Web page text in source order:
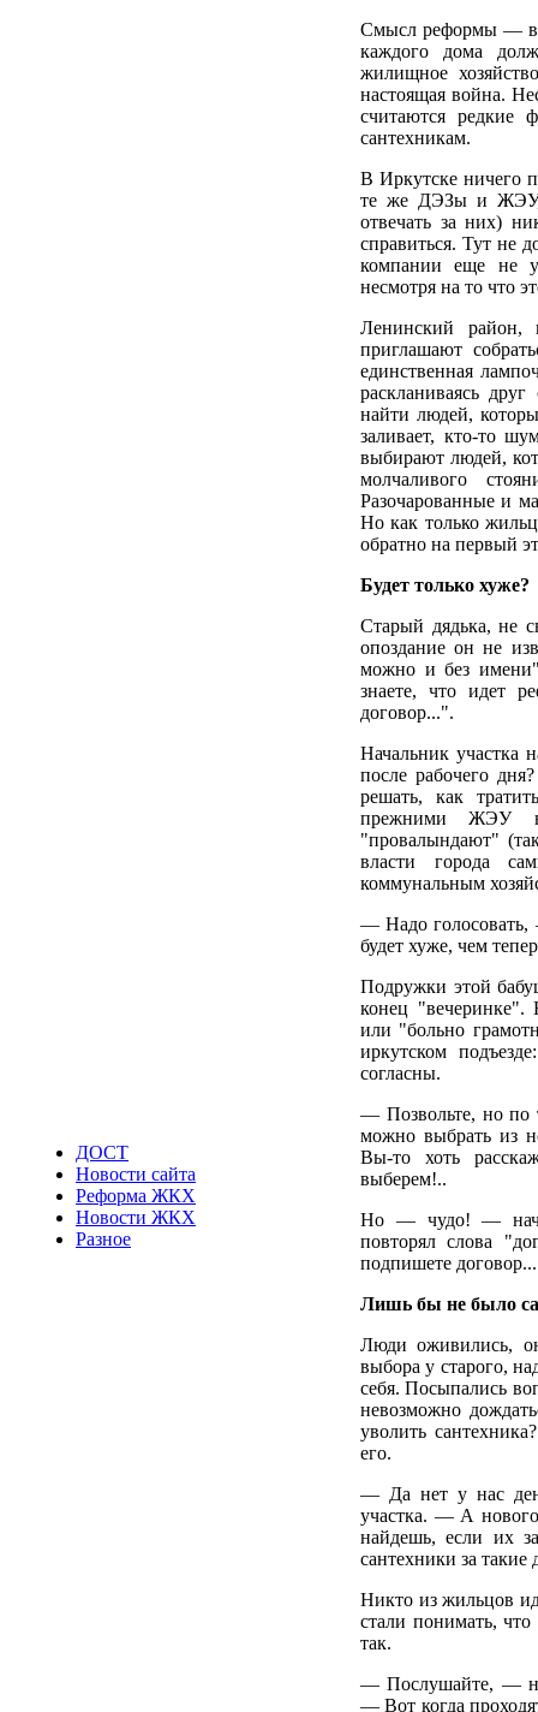
ДОСТ
Новости сайта
Реформа ЖКХ
Новости ЖКХ
Разное
Смысл реформы — в
каждого дома
жилищное
настоящая война.
считаются редкие
сантехникам.
В Иркутске ничего
те же ДЭЗы и ЖЭУ,
отвечать за них)
справиться. Тут не
компании еще не
несмотря на то что
Ленинский район,
приглашают
единственная
раскланиваясь
найти людей,
заливает, кто-то
выбирают людей,
молчаливого
Разочарованные и
Но как только
обратно на первый
Будет только хуже?
Старый дядька, не
опоздание он не
можно и без
знаете, что идет
договор...".
Начальник участка
после рабочего
решать, как
прежними ЖЭУ
"провалындают"
власти города
коммунальным
— Надо голосовать,
будет хуже, чем
Подружки этой
конец "вечеринке".
или "больно
иркутском
согласны.
— Позвольте, но по
можно выбрать из
Вы-то хоть
выберем!..
Но — чудо! —
повторял слова
подпишете
Лишь бы не было
Люди оживились,
выбора у старого,
себя. Посыпались
невозможно
уволить
его.
— Да нет у нас
участка. — А
найдешь, если их
сантехники за такие
Никто из жильцов
стали понимать,
так.
— Послушайте, —
— Вот когда